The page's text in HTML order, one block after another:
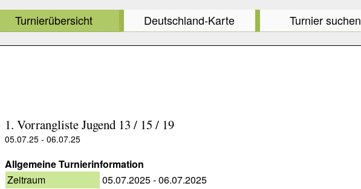
Turnierübersicht Deutschland-Karte Turnier suchen
1. Vorrangliste Jugend 13 / 15 / 19
05.07.25 - 06.07.25
Allgemeine Turnierinformation
Zeitraum
05.07.2025 - 06.07.2025